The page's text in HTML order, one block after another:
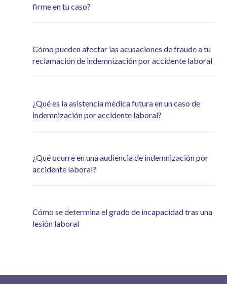
firme en tu caso?
Cómo pueden afectar las acusaciones de fraude a tu
reclamación de indemnización por accidente laboral
¿Qué es la asistencia médica futura en un caso de
indemnización por accidente laboral?
¿Qué ocurre en una audiencia de indemnización por
accidente laboral?
Cómo se determina el grado de incapacidad tras una
lesión laboral